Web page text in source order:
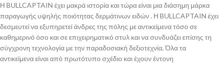
Η BULLCAPTAIN έχει μακρά ιστορία και τώρα είναι μια διάσημη μάρκα
παραγωγής υψηλής ποιότητας δερμάτινων ειδών . Η BULLCAPTAIN έχει
δεσμευτεί να εξυπηρετεί άνδρες της πόλης με αντικείμενα τόσο σε
καθημερινό όσο και σε επιχειρηματικό στυλ και να συνδυάζει επίσης τη
σύγχρονη τεχνολογία με την παραδοσιακή δεξιοτεχνία. Όλα τα
αντικείμενα είναι από πρωτότυπο σχέδιο και έχουν έντονη